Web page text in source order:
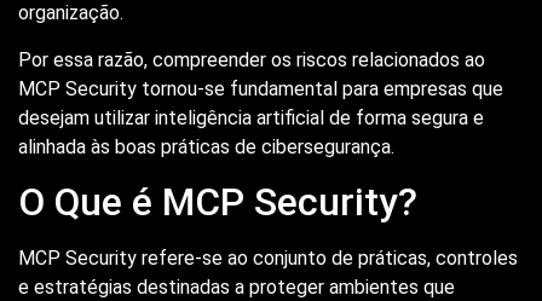
organização.
Por essa razão, compreender os riscos relacionados ao
MCP Security tornou-se fundamental para empresas que
desejam utilizar inteligência artificial de forma segura e
alinhada às boas práticas de cibersegurança.
O Que é MCP Security?
MCP Security refere-se ao conjunto de práticas, controles
e estratégias destinadas a proteger ambientes que